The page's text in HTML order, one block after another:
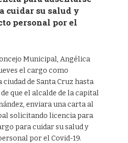
cuidar su salud y
personal por el
Municipal, Angélica
el cargo como
de Santa Cruz hasta
que el alcalde de la capital
enviara una carta al
solicitando licencia para
para cuidar su salud y
por el Covid-19.